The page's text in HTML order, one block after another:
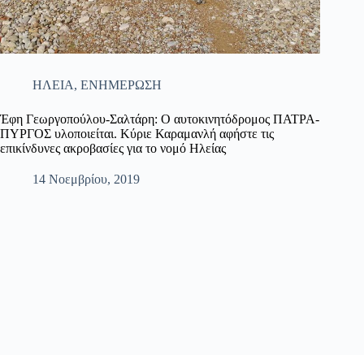
ΗΛΕΙΑ, ΕΝΗΜΕΡΩΣΗ
Έφη Γεωργοπούλου-Σαλτάρη: Ο αυτοκινητόδρομος ΠΑΤΡΑ-
ΠΥΡΓΟΣ υλοποιείται. Κύριε Καραμανλή αφήστε τις
επικίνδυνες ακροβασίες για το νομό Ηλείας
14 Νοεμβρίου, 2019